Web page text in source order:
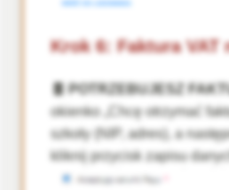
Krok 6: Faktura VAT
🧾 POTRZEBUJESZ
okienko „Chcę otrzymać
szkoły (NIP, adres), a
kliknij przycisk zapisu